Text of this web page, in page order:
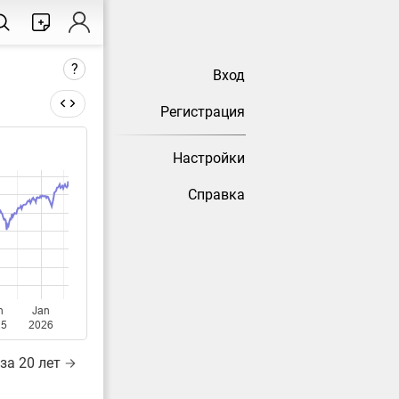
Вход
Регистрация
Настройки
Справка
?
Jan
2026
20 лет